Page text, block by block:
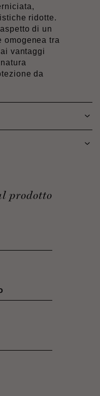
ridotte.
di un
omogenea tra
vantaggi
da
prodotto